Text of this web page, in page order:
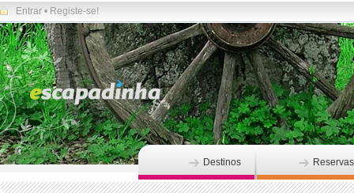
Entrar • Registe-se!
Destinos Reservas